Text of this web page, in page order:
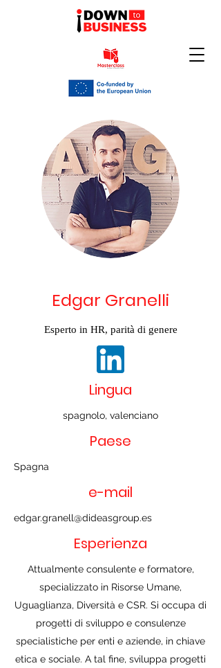
Edgar Granelli
Esperto in HR, parità di genere
Lingua
spagnolo, valenciano
Paese
Spagna
e-mail
edgar.granell@dideasgroup.es
Esperienza
Attualmente consulente e formatore,
specializzato in Risorse Umane,
Uguaglianza, Diversità e CSR. Si occupa di
progetti di sviluppo e consulenze
specialistiche per enti e aziende, in chiave
etica e sociale. A tal fine, sviluppa progetti